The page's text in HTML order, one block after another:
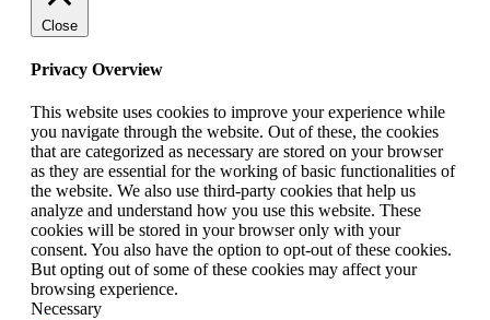
Close
Privacy Overview
This website uses cookies to improve your experience while
you navigate through the website. Out of these, the cookies
that are categorized as necessary are stored on your browser
as they are essential for the working of basic functionalities of
the website. We also use third-party cookies that help us
analyze and understand how you use this website. These
cookies will be stored in your browser only with your
consent. You also have the option to opt-out of these cookies.
But opting out of some of these cookies may affect your
browsing experience.
Necessary